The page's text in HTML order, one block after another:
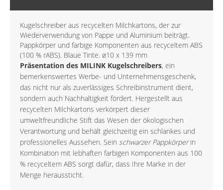
Kugelschreiber aus recycelten Milchkartons, der zur
Wiederverwendung von Pappe und Aluminium beiträgt.
Pappkörper und farbige Komponenten aus recyceltem ABS
(100 % rABS). Blaue Tinte. ø10 x 139 mm
Präsentation des MILINK Kugelschreibers, ein
bemerkenswertes Werbe- und Unternehmensgeschenk,
das nicht nur als zuverlässiges Schreibinstrument dient,
sondern auch Nachhaltigkeit fördert. Hergestellt aus
recycelten Milchkartons verkörpert dieser
umweltfreundliche Stift das Wesen der ökologischen
Verantwortung und behält gleichzeitig ein schlankes und
professionelles Aussehen. Sein schwarzer Pappkörperin
Kombination mit lebhaften farbigen Komponenten aus 100
% recyceltem ABS sorgt dafür, dass Ihre Marke in der
Menge heraussticht.